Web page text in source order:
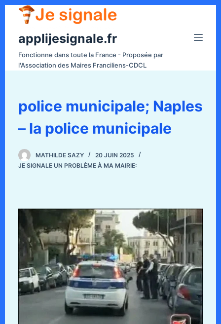
applijesignale.fr
Fonctionne dans toute la France - Proposée par
l'Association des Maires Franciliens-CDCL
police municipale; Naples
– la police municipale
MATHILDE SAZY
20 JUIN 2025
JE SIGNALE UN PROBLÈME À MA MAIRIE: